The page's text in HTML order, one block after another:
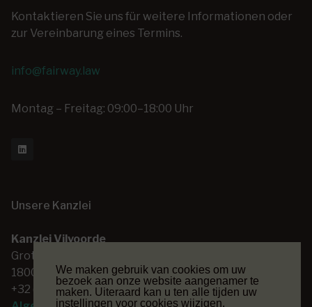
We maken gebruik van cookies om uw
bezoek aan onze website aangenamer te
maken. Uiteraard kan u ten alle tijden uw
instellingen voor cookies wijzigen.
Kontaktieren Sie uns für weitere Informationen oder
zur Vereinbarung eines Termins.
info@fairway.law
Montag – Freitag: 09:00–18:00 Uhr
Unsere Kanzlei
Kanzlei Vilvoorde
Grote Markt 14
1800 Vilvoorde
+32 (0) 2 253 26 00